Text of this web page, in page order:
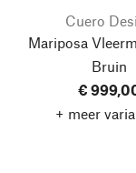
Cuero
Mariposa
Bruin
€
+ meer